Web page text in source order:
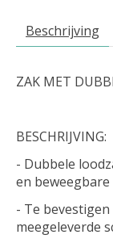
Beschrijving
ZAK MET
BESCHRIJVING:
- Dubbele
en
- Te
meegeleverde